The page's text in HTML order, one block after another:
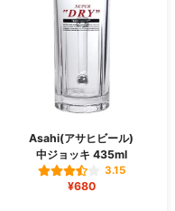
Asahi(アサヒビール)
中ジョッキ 435ml
3.15
¥680